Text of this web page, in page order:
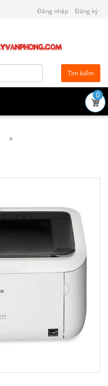
Đăng nhập Đăng ký
Tìm kiếm
0